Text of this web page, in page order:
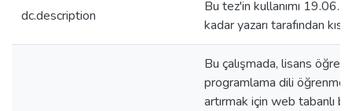
dc.description
Bu tez'in kullanımı
kadar yazarı tarafından
Bu çalışmada, lisans
programlama dili
artırmak için web tabanlı